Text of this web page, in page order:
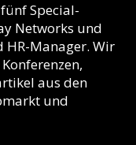
Special-
Networks und
HR-Manager. Wir
aus den
und